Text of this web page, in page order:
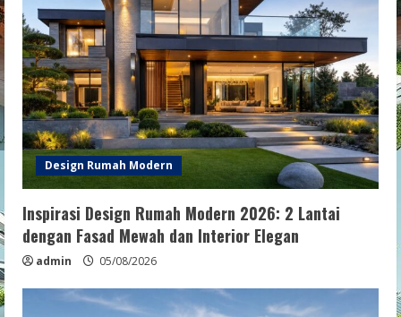
Design Rumah Modern
Inspirasi Design Rumah Modern 2026: 2 Lantai
dengan Fasad Mewah dan Interior Elegan
admin 05/08/2026